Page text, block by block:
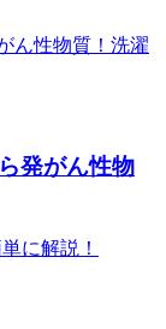
発がん性物